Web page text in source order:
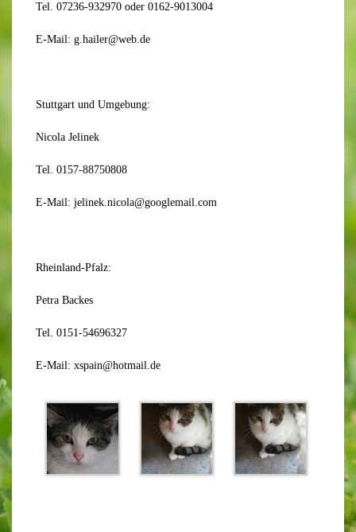
Tel. 07236-932970 oder 0162-9013004
E-Mail: g.hailer@web.de
Stuttgart und Umgebung:
Nicola Jelinek
Tel. 0157-88750808
E-Mail: jelinek.nicola@googlemail.com
Rheinland-Pfalz:
Petra Backes
Tel. 0151-54696327
E-Mail: xspain@hotmail.de